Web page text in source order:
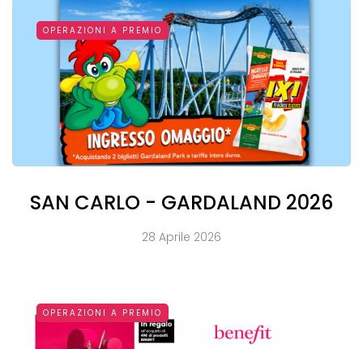
OPERAZIONI A PREMIO
SAN CARLO - GARDALAND 2026
28 Aprile 2026
OPERAZIONI A PREMIO